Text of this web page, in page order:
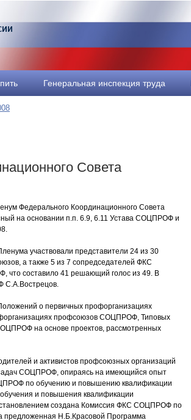
Генеральная инспекция труда
Совета
Федерального Координационного Совета
на основании п.п. 6.9, 6.11 Устава СОЦПРОФ и
участвовали представители 24 из 30
а также 5 из 7 сопредседателей ФКС
составило 41 решающий голос из 49. В
С.А.Вострецов.
о первичных профорганизациях
профсоюзов СОЦПРОФ, Типовых
на основе проектов, рассмотренных
и активистов профсоюзных организаций
СОЦПРОФ, опираясь на имеющийся опыт
по обучению и повышению квалификации
и повышения квалификации
создана Комиссия ФКС СОЦПРОФ по
предложенная Н.Б.Красовой Программа